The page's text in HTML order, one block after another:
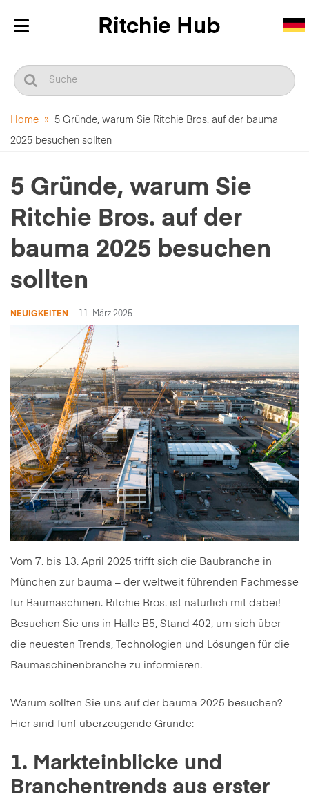
Navigation
Home » 5 Gründe, warum Sie Ritchie Bros. auf der bauma
2025 besuchen sollten
5 Gründe, warum Sie
Ritchie Bros. auf der
bauma 2025 besuchen
sollten
NEUIGKEITEN 11. März 2025
Vom 7. bis 13. April 2025 trifft sich die Baubranche in
München zur bauma – der weltweit führenden Fachmesse
für Baumaschinen. Ritchie Bros. ist natürlich mit dabei!
Besuchen Sie uns in Halle B5, Stand 402, um sich über
die neuesten Trends, Technologien und Lösungen für die
Baumaschinenbranche zu informieren.
Warum sollten Sie uns auf der bauma 2025 besuchen?
Hier sind fünf überzeugende Gründe:
1. Markteinblicke und
Branchentrends aus erster